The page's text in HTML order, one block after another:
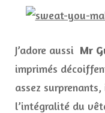
J’adore aussi Mr
imprimés
assez
l’intégralité du